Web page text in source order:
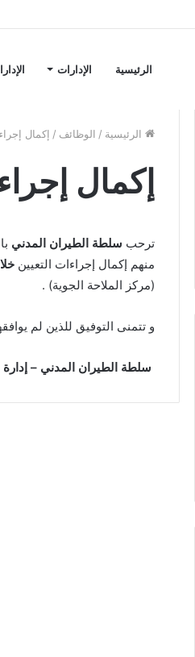
الرئيسية الإدارات
الرئيسية / الوظائف / إكمال
إكمال
ترحب سلطة الطيران المدني
منهم إكمال إجراءات التعيين خلال
(مركز الملاحة الجوية) .
و تتمنى التوفيق للذين لم
سلطة الطيران المدني – إدارة